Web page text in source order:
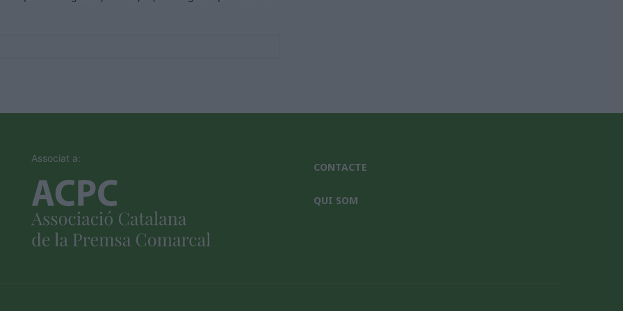
Associat a:
CONTACTE
QUI SOM